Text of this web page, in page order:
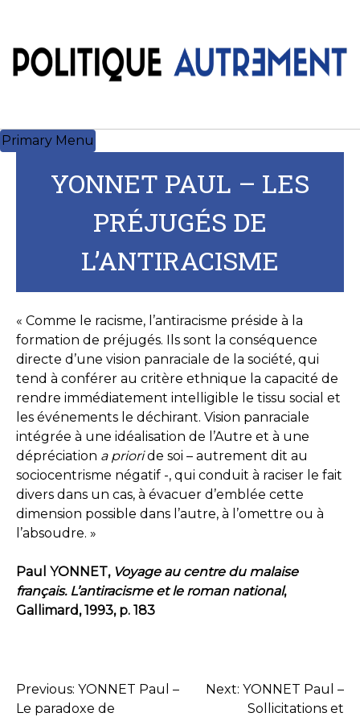
content
Primary Menu
YONNET PAUL – LES
PRÉJUGÉS DE
L’ANTIRACISME
« Comme le racisme, l’antiracisme préside à la
formation de préjugés. Ils sont la conséquence
directe d’une vision panraciale de la société, qui
tend à conférer au critère ethnique la capacité de
rendre immédiatement intelligible le tissu social et
les événements le déchirant. Vision panraciale
intégrée à une idéalisation de l’Autre et à une
dépréciation a prioride soi – autrement dit au
sociocentrisme négatif -, qui conduit à raciser le fait
divers dans un cas, à évacuer d’emblée cette
dimension possible dans l’autre, à l’omettre ou à
l’absoudre. »
Paul YONNET, Voyage au centre du malaise
français. L’antiracisme et le roman national,
Gallimard, 1993, p. 183
NAVIGATION
Previous: YONNET Paul –
Le paradoxe de
Next: YONNET Paul –
Sollicitations et